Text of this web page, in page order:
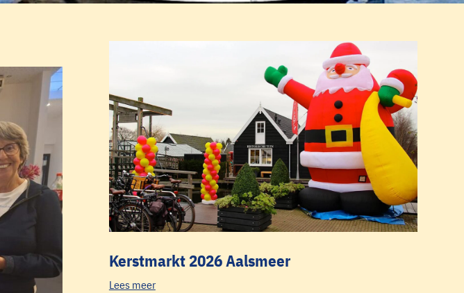
Kerstmarkt 2026 Aalsmeer
Lees meer